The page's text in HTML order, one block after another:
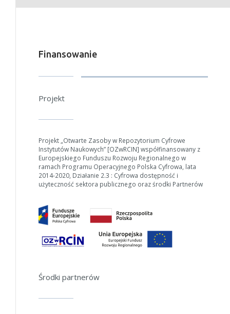
Finansowanie
Projekt
Projekt „Otwarte Zasoby w Repozytorium Cyfrowe
Instytutów Naukowych” [OZwRCIN] współfinansowany z
Europejskiego Funduszu Rozwoju Regionalnego w
ramach Programu Operacyjnego Polska Cyfrowa, lata
2014-2020, Działanie 2.3 : Cyfrowa dostępność i
użyteczność sektora publicznego oraz środki Partnerów
Środki partnerów